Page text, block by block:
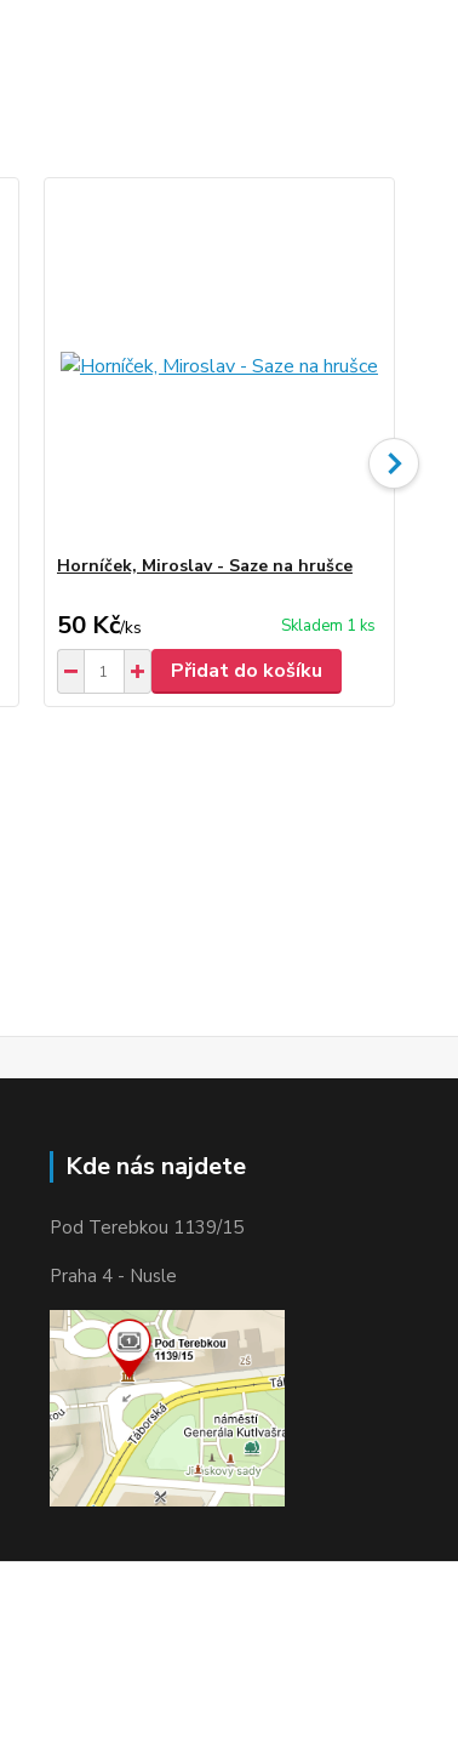
Horníček, Miroslav - Saze na hrušce
50 Kč/ks Skladem 1 ks
Přidat do košíku
Kde nás najdete
Pod Terebkou 1139/15
Praha 4 - Nusle